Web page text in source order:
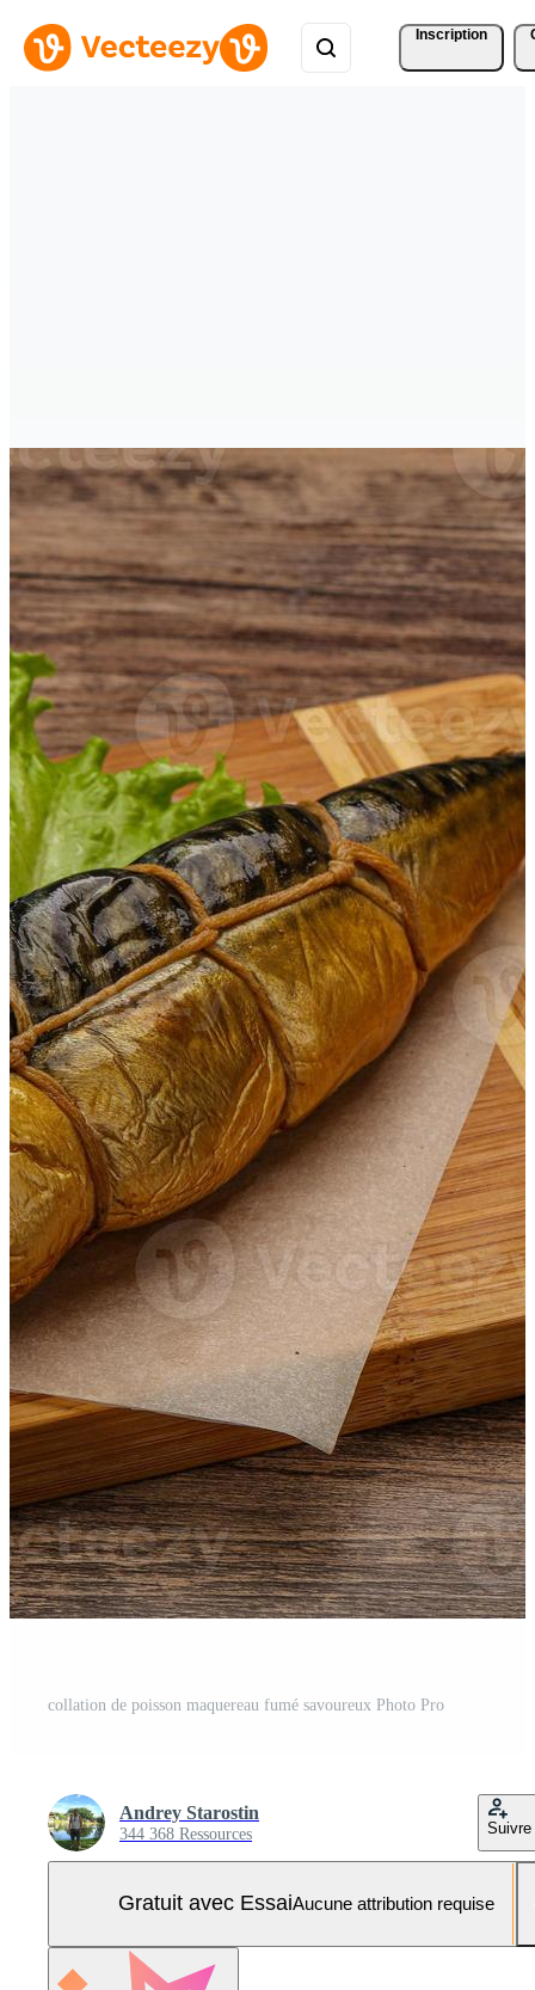
Inscription
collation de poisson maquereau fumé savoureux Photo Pro
Andrey Starostin
344 368 Ressources Suivre
Gratuit avec EssaiAucune attribution requise